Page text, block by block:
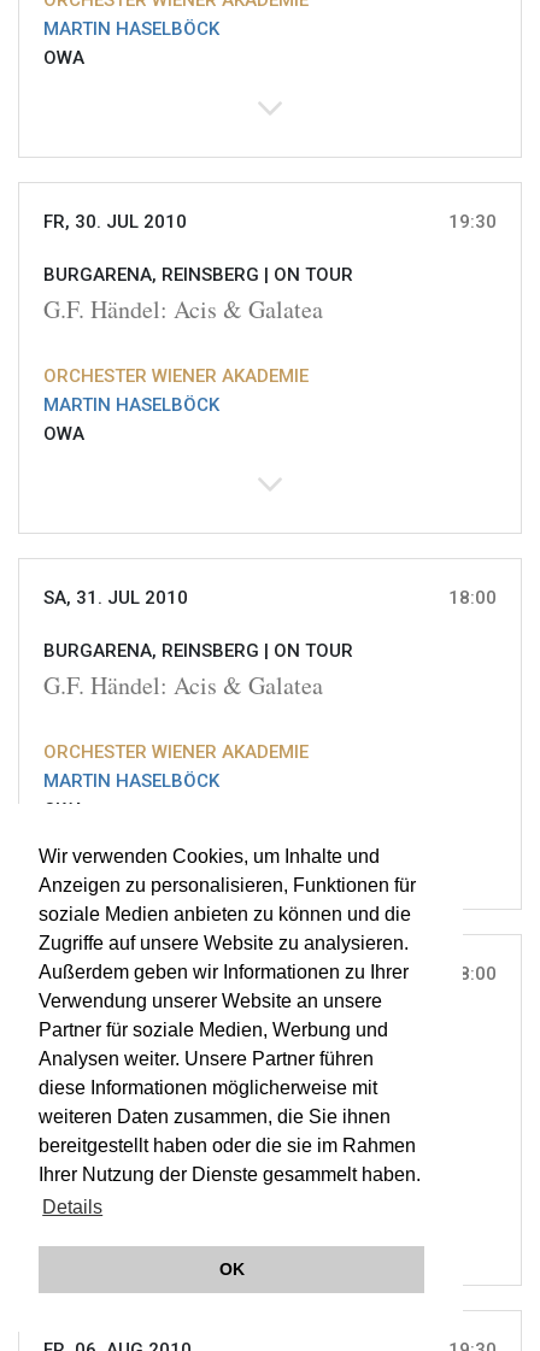
Wir verwenden Cookies, um Inhalte und
Anzeigen zu personalisieren, Funktionen für
soziale Medien anbieten zu können und die
Zugriffe auf unsere Website zu analysieren.
Außerdem geben wir Informationen zu Ihrer
Verwendung unserer Website an unsere
Partner für soziale Medien, Werbung und
Analysen weiter. Unsere Partner führen
diese Informationen möglicherweise mit
weiteren Daten zusammen, die Sie ihnen
bereitgestellt haben oder die sie im Rahmen
Ihrer Nutzung der Dienste gesammelt haben.
Details
OK
MARTIN HASELBÖCK
OWA
FR, 30. JUL 2010 19:30
BURGARENA, REINSBERG | ON TOUR
G.F. Händel: Acis & Galatea
ORCHESTER WIENER AKADEMIE
MARTIN HASELBÖCK
OWA
SA, 31. JUL 2010 18:00
BURGARENA, REINSBERG | ON TOUR
G.F. Händel: Acis & Galatea
ORCHESTER WIENER AKADEMIE
MARTIN HASELBÖCK
OWA
DO, 05. AUG 2010 18:00
BURGARENA, REINSBERG |ON TOUR
G.F. Händel: Acis & Galatea
ORCHESTER WIENER AKADEMIE
MARTIN HASELBÖCK
OWA